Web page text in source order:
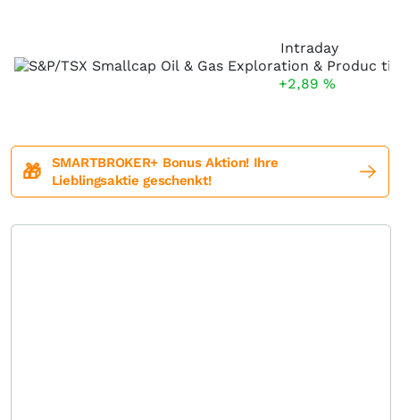
Intraday
+2,89 %
🎁
SMARTBROKER+ Bonus Aktion! Ihre
Lieblingsaktie geschenkt!